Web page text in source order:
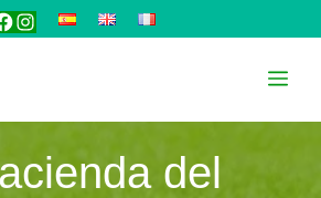
Instagram
del